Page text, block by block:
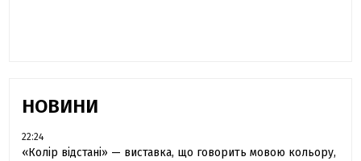
НОВИНИ
22:24
«Колір відстані» — виставка, що говорить мовою кольору,